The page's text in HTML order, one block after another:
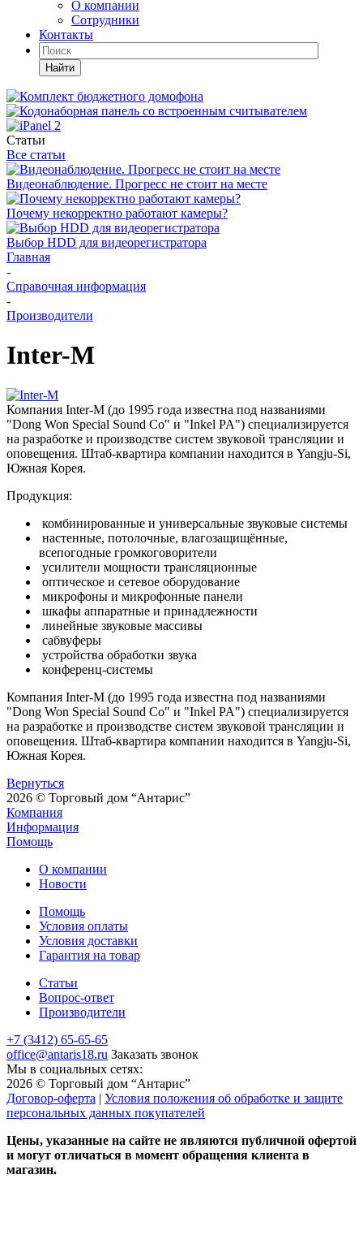
О компании
Сотрудники
Контакты
Найти
Статьи
Все статьи
Видеонаблюдение. Прогресс не стоит на месте
Почему некорректно работают камеры?
Выбор HDD для видеорегистратора
Главная
-
Справочная информация
-
Производители
Inter-M
Компания Inter-M (до 1995 года известна под названиями
"Dong Won Special Sound Co" и "Inkel PA") специализируется
на разработке и производстве систем звуковой трансляции и
оповещения. Штаб-квартира компании находится в Yangju-Si,
Южная Корея.
Продукция:
комбинированные и универсальные звуковые системы
настенные, потолочные, влагозащищённые,
всепогодные громкоговорители
усилители мощности трансляционные
оптическое и сетевое оборудование
микрофоны и микрофонные панели
шкафы аппаратные и принадлежности
линейные звуковые массивы
сабвуферы
устройства обработки звука
конференц-системы
Компания Inter-M (до 1995 года известна под названиями
"Dong Won Special Sound Co" и "Inkel PA") специализируется
на разработке и производстве систем звуковой трансляции и
оповещения. Штаб-квартира компании находится в Yangju-Si,
Южная Корея.
Вернуться
2026 © Торговый дом “Антарис”
Компания
Информация
Помощь
О компании
Новости
Помощь
Условия оплаты
Условия доставки
Гарантия на товар
Статьи
Вопрос-ответ
Производители
+7 (3412) 65-65-65
office@antaris18.ru Заказать звонок
Мы в социальных сетях:
2026 © Торговый дом “Антарис”
Договор-оферта | Условия положения об обработке и защите
персональных данных покупателей
Цены, указанные на сайте не являются публичной офертой
и могут отличаться в момент обращения клиента в
магазин.